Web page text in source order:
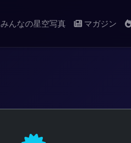
みんなの星空写真 マガジン